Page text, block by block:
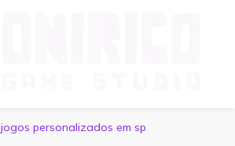
jogos personalizados em sp